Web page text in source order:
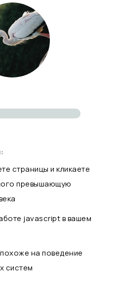
страницы и кликаете
превышающую
javascript в вашем
на поведение
систем